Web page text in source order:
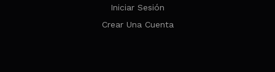
Iniciar Sesión
Crear Una Cuenta